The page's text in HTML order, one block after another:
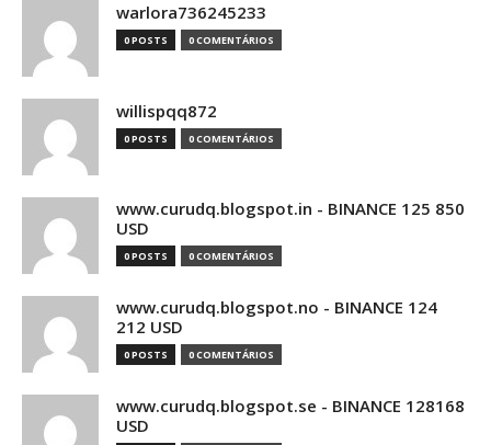
warlora736245233
0 POSTS 0 COMENTÁRIOS
willispqq872
0 POSTS 0 COMENTÁRIOS
www.curudq.blogspot.in - BINANCE 125 850
USD
0 POSTS 0 COMENTÁRIOS
www.curudq.blogspot.no - BINANCE 124
212 USD
0 POSTS 0 COMENTÁRIOS
www.curudq.blogspot.se - BINANCE 128168
USD